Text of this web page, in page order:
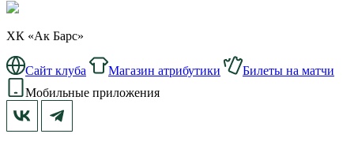
ХК «Ак Барс»
Сайт клуба Магазин атрибутики
Билеты на матчи
Мобильные приложения